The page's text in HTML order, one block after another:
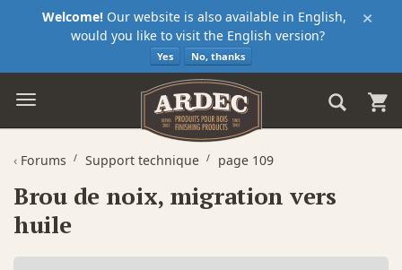
×
Welcome! Our website is also available in English,
would you like to visit the English version?
Yes No, thanks
‹ Forums Support technique page 109
Brou de noix, migration vers
huile